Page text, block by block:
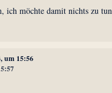
ich möchte damit nichts zu tun
um 15:56